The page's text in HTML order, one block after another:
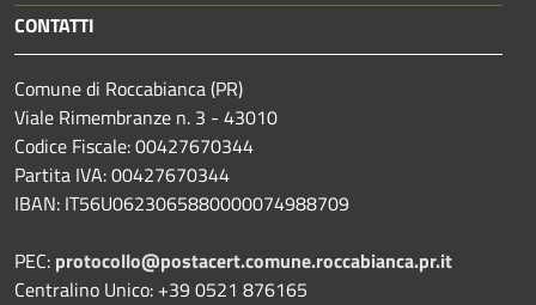
CONTATTI
Comune di Roccabianca (PR)
Viale Rimembranze n. 3 - 43010
Codice Fiscale: 00427670344
Partita IVA: 00427670344
IBAN: IT56U0623065880000074988709
PEC: protocollo@postacert.comune.roccabianca.pr.it
Centralino Unico: +39 0521 876165